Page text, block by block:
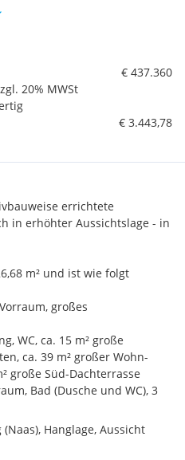
€ 437.360
20% MWSt
€ 3.443,78
errichtete
in erhöhter Aussichtslage - in
m² und ist wie folgt
großes
WC, ca. 15 m² große
ca. 39 m² großer Wohn-
große Süd-Dachterrasse
Bad (Dusche und WC), 3
beträgt ca. 344 m².
Hanglage, Aussicht